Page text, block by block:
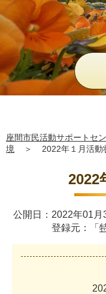
座間市民活動サポートセ
境
＞ 2022年１月活動
2022
公開日：2022年01
登録元：「